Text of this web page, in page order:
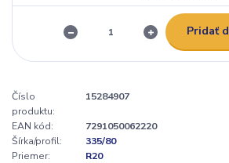
Pridať
Číslo
produktu:
15284907
EAN kód:
7291050062220
Šírka/profil:
335/80
Priemer:
R20